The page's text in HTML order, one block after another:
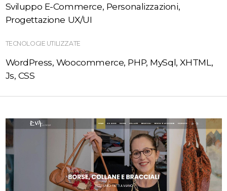
Sviluppo E-Commerce, Personalizzazioni,
Progettazione UX/UI
TECNOLOGIE UTILIZZATE
WordPress, Woocommerce, PHP, MySql, XHTML,
Js, CSS